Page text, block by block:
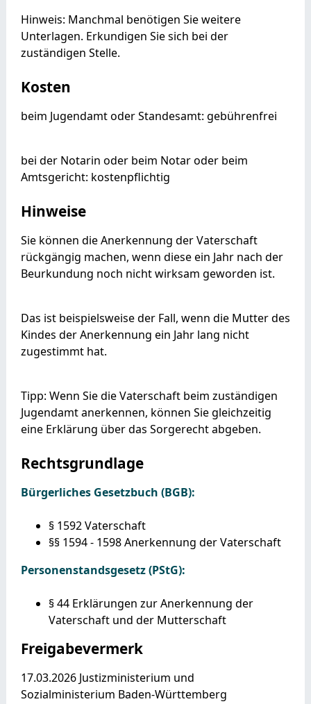
Hinweis: Manchmal benötigen Sie weitere
Unterlagen. Erkundigen Sie sich bei der
zuständigen Stelle.
Kosten
beim Jugendamt oder Standesamt: gebührenfrei
bei der Notarin oder beim Notar oder beim
Amtsgericht: kostenpflichtig
Hinweise
Sie können die Anerkennung der Vaterschaft
rückgängig machen, wenn diese ein Jahr nach der
Beurkundung noch nicht wirksam geworden ist.
Das ist beispielsweise der Fall, wenn die Mutter des
Kindes der Anerkennung ein Jahr lang nicht
zugestimmt hat.
Tipp: Wenn Sie die Vaterschaft beim zuständigen
Jugendamt anerkennen, können Sie gleichzeitig
eine Erklärung über das Sorgerecht abgeben.
Rechtsgrundlage
Bürgerliches Gesetzbuch (BGB):
§ 1592 Vaterschaft
§§ 1594 - 1598 Anerkennung der Vaterschaft
Personenstandsgesetz (PStG):
§ 44 Erklärungen zur Anerkennung der
Vaterschaft und der Mutterschaft
Freigabevermerk
17.03.2026 Justizministerium und
Sozialministerium Baden-Württemberg